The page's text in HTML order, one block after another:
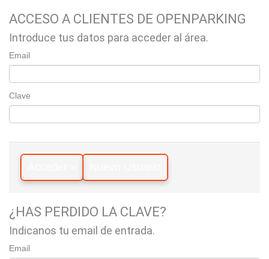
ACCESO A CLIENTES DE OPENPARKING
Introduce tus datos para acceder al área.
Email
Clave
¿HAS PERDIDO LA CLAVE?
Indicanos tu email de entrada.
Email